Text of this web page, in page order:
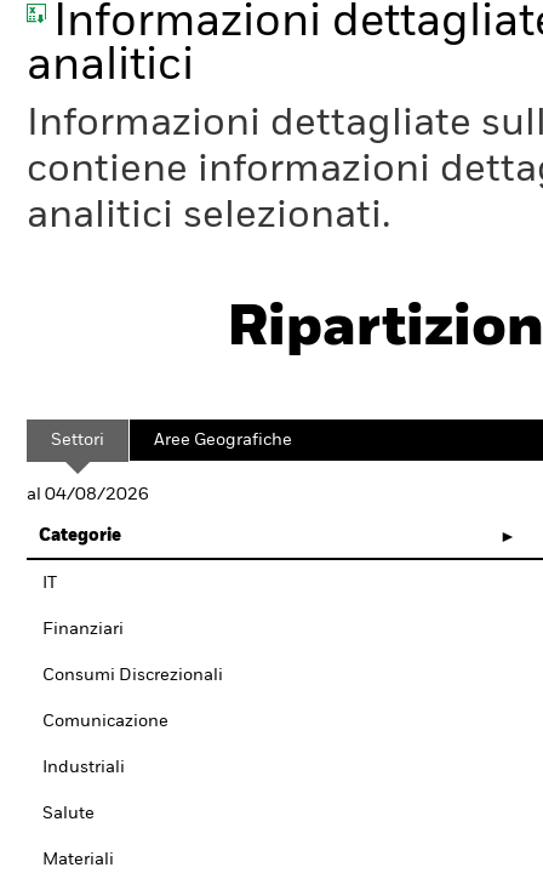
Informazioni
analitici
Informazioni dettagliate
contiene informazioni
analitici selezionati.
Settori Aree Geografiche
al 04/08/2026
Categorie
Finanziari
Consumi Discrezionali
Comunicazione
Industriali
Salute
Materiali